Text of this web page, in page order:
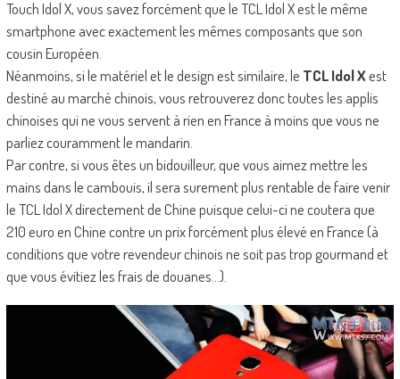
Touch Idol X, vous savez forcément que le TCL Idol X est le même
smartphone avec exactement les mêmes composants que son
cousin Européen.
Néanmoins, si le matériel et le design est similaire, le TCL Idol Xest
destiné au marché chinois, vous retrouverez donc toutes les applis
chinoises qui ne vous servent à rien en France à moins que vous ne
parliez couramment le mandarin.
Par contre, si vous êtes un bidouilleur, que vous aimez mettre les
mains dans le cambouis, il sera surement plus rentable de faire venir
le TCL Idol X directement de Chine puisque celui-ci ne coutera que
210 euro en Chine contre un prix forcément plus élevé en France (à
conditions que votre revendeur chinois ne soit pas trop gourmand et
que vous évitiez les frais de douanes…).